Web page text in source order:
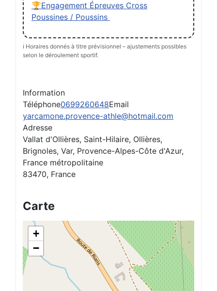
🏆Engagement Épreuves Cross
Poussines / Poussins
ℹ️ Horaires donnés à titre prévisionnel – ajustements possibles
selon le déroulement sportif.
Information
Téléphone0699260648Email
yarcamone.provence-athle@hotmail.com
Adresse
Vallat d'Ollières, Saint-Hilaire, Ollières,
Brignoles, Var, Provence-Alpes-Côte d'Azur,
France métropolitaine
83470, France
Carte
+
−